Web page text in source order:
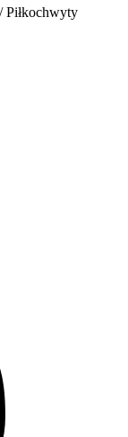
/Piłkochwyty